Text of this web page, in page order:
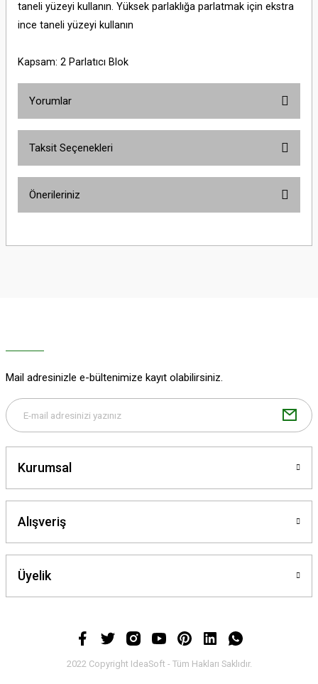
taneli yüzeyi kullanın. Yüksek parlaklığa parlatmak için ekstra
ince taneli yüzeyi kullanın
Kapsam: 2 Parlatıcı Blok
Yorumlar
Taksit Seçenekleri
Önerileriniz
yetersiz gördüğünüz noktaları öneri formunu kullanarak tarafımıza
Bu ürüne benzer farklı alternatifler olmalı.
Mail adresinizle e-bültenimize kayıt olabilirsiniz.
Kurumsal
Alışveriş
Üyelik
2022 Copyright IdeaSoft - Tüm Hakları Saklıdır.